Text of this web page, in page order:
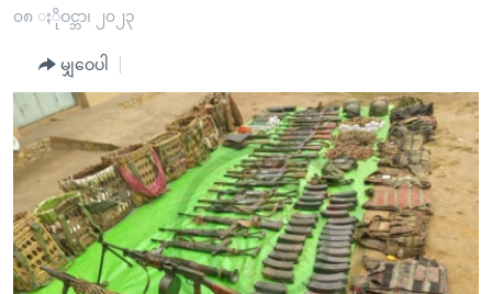
ပင်မ
ကျော်
ကြည့်
ရန်
ပင်မ
အ
ညွန်း
စာမျက်နှာ
အစ္စရေး-ပါလက်စတိုင်း
အင်္ဂလိပ်စာလေ့လာမယ်
အမေရိကန်သုံးအီဒီယံ
မကြေးမုံရဲ့ အင်္ဂလိပ်စာ
ရုပ်ရှင်ထဲက အင်္ဂလိပ်စာ
သုတပဒေသာ အင်္ဂလိပ်စာ
အပတ်စဉ်ကဏ္ဍများ
ရေဒီယို
တီဗွီ
ရေဒီယိုနှင့်ရုပ်သံ အချက်အလက်များ
ရေဒီယို/တီဗွီအစီအစဉ်
Learning English
၀၈ ႏိုဝင္ဘာ၊ ၂၀၂၃
မျှဝေပါ